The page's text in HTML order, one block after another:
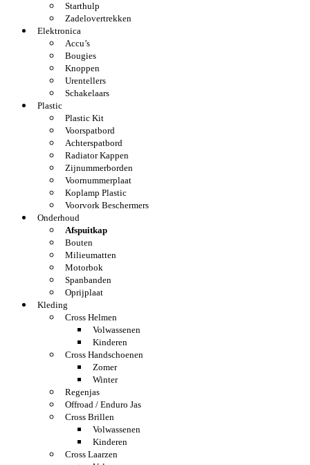
Starthulp
Zadelovertrekken
Elektronica
Accu’s
Bougies
Knoppen
Urentellers
Schakelaars
Plastic
Plastic Kit
Voorspatbord
Achterspatbord
Radiator Kappen
Zijnummerborden
Voornummerplaat
Koplamp Plastic
Voorvork Beschermers
Onderhoud
Afspuitkap
Bouten
Milieumatten
Motorbok
Spanbanden
Oprijplaat
Kleding
Cross Helmen
Volwassenen
Kinderen
Cross Handschoenen
Zomer
Winter
Regenjas
Offroad / Enduro Jas
Cross Brillen
Volwassenen
Kinderen
Cross Laarzen